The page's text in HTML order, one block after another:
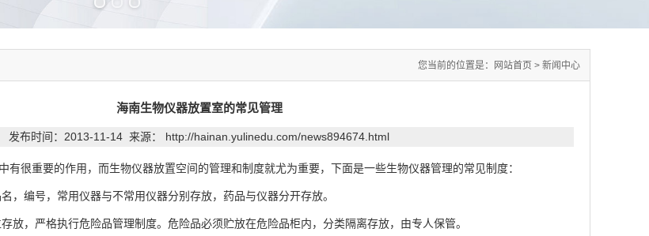
您当前的位置是： 网站首页 > 新闻中心
海南生物仪器放置室的常见管理
发布时间：2013-11-14 来源： http://hainan.yulinedu.com/news894674.html
很重要的作用，而生物仪器放置空间的管理和制度就尤为重要，下面是一些生物仪器管理的常见制度：
，编号，常用仪器与不常用仪器分别存放，药品与仪器分开存放。
放，严格执行危险品管理制度。危险品必须贮放在危险品柜内，分类隔离存放，由专人保管。